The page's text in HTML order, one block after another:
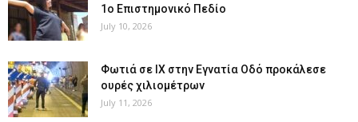
1ο Επιστημονικό Πεδίο
July 10, 2026
Φωτιά σε ΙΧ στην Εγνατία Οδό προκάλεσε
ουρές χιλιομέτρων
July 11, 2026